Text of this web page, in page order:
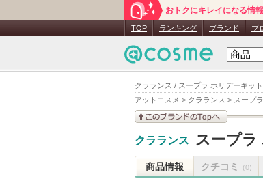
クラランス / スープラ ホリデーキッ
アットコスメ > クラランス > スープ
おトクにキレイになる情
TOP ランキング ブランド ブ
クラランス スープラ
商品情報 クチコミ (0)